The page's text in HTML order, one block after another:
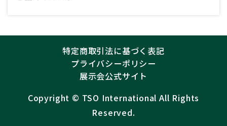
特定商取引法に基づく表記
プライバシーポリシー
展示会公式サイト
Copyright ©︎ TSO International All Rights
Reserved.